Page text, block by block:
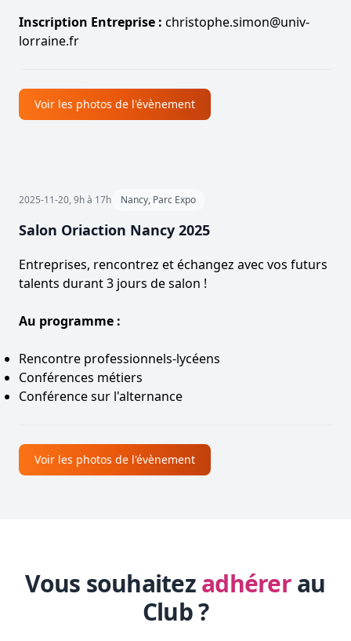
Inscription Entreprise : christophe.simon@univ-
lorraine.fr
Voir les photos de l'évènement
2025-11-20, 9h à 17h Nancy, Parc Expo
Salon Oriaction Nancy 2025
Entreprises, rencontrez et échangez avec vos futurs
talents durant 3 jours de salon !
Au programme :
Rencontre professionnels-lycéens
Conférences métiers
Conférence sur l'alternance
Voir les photos de l'évènement
Vous souhaitezadhérerau
Club ?